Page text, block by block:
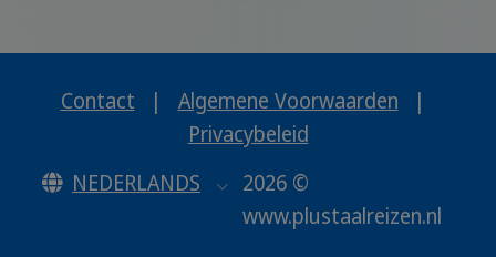
Contact | Algemene Voorwaarden
|
Privacybeleid
NEDERLANDS
2026 ©
www.plustaalreizen.nl